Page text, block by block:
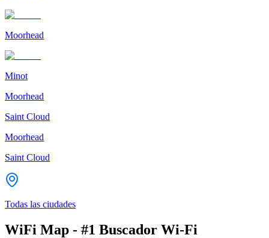
Moorhead
Minot
Moorhead
Saint Cloud
Moorhead
Saint Cloud
Todas las ciudades
WiFi Map - #1 Buscador Wi-Fi